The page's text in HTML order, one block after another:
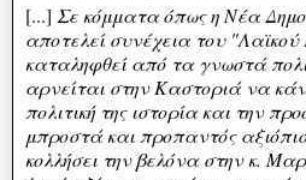
[...] Σε κόμματα όπως η Νέα
αποτελεί συνέχεια του
καταληφθεί από τα γνωστά
αρνείται στην Καστοριά να
πολιτική της ιστορία και την
μπροστά και προπαντός
κολλήσει την βελόνα στην κ.